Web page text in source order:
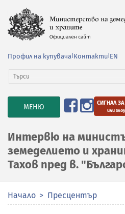
Профил на купувача Контакти EN
TOGGLE
NAVIGATION
МЕНЮ СИГНАЛ
или
Интервю на
земеделието и
Тахов пред в.
Начало Пресцентър